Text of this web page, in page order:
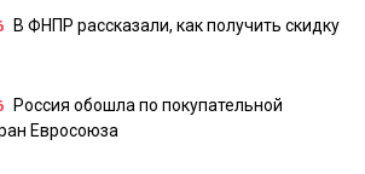
В ФНПР рассказали, как получить скидку
Россия обошла по покупательной
Евросоюза